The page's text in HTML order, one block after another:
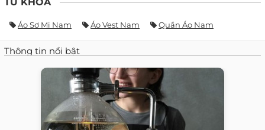
Áo Sơ Mi Nam Áo Vest Nam Quần Áo Nam
Thông tin nổi bật